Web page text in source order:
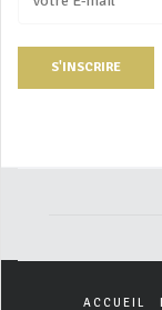
S'INSCRIRE
ACCUEIL